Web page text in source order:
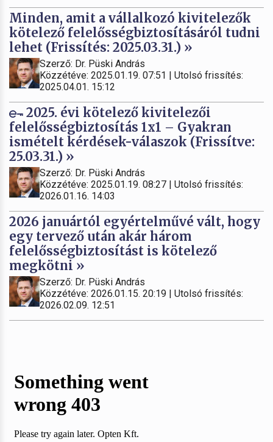
Minden, amit a vállalkozó kivitelezők
kötelező felelősségbiztosításáról tudni
lehet (Frissítés: 2025.03.31.) »
Szerző: Dr. Püski András
Közzétéve: 2025.01.19. 07:51 | Utolsó frissítés:
2025.04.01. 15:12
2025. évi kötelező kivitelezői
felelősségbiztosítás 1x1 – Gyakran
ismételt kérdések-válaszok (Frissítve:
25.03.31.) »
Szerző: Dr. Püski András
Közzétéve: 2025.01.19. 08:27 | Utolsó frissítés:
2026.01.16. 14:03
2026 januártól egyértelművé vált, hogy
egy tervező után akár három
felelősségbiztosítást is kötelező
megkötni »
Szerző: Dr. Püski András
Közzétéve: 2026.01.15. 20:19 | Utolsó frissítés:
2026.02.09. 12:51